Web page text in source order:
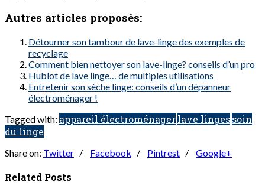
Autres articles proposés:
Détourner son tambour de lave-linge des exemples de
recyclage
Comment bien nettoyer son lave-linge? conseils d’un pro
Hublot de lave linge… de multiples utilisations
Entretenir son sèche linge: conseils d’un dépanneur
électroménager !
Tagged with: appareil électroménagerlave lingessoin
du linge
Share on: Twitter / Facebook / Pintrest / Google+
Related Posts